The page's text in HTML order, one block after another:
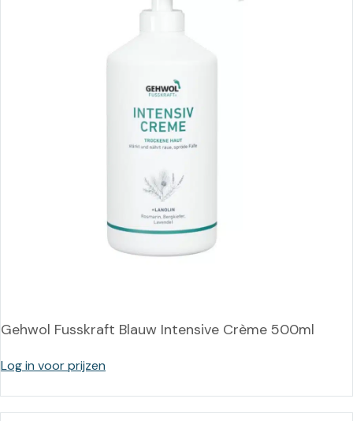
Gehwol Fusskraft Blauw Intensive Crème 500ml
Log in voor prijzen